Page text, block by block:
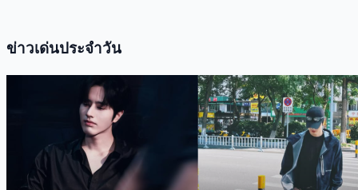
ข่าวเด่นประจำวัน